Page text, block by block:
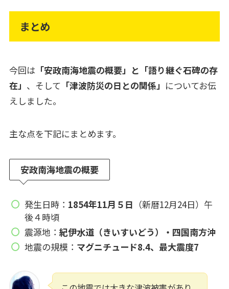
まとめ
今回は「安政南海地震の概要」と「語り継ぐ石碑の存
在」 、そして 「津波防災の日との関係」 についてお伝
えしました。
主な点を下記にまとめます。
安政南海地震の概要
発生日時： 1854年11月５日 （新暦12月24日）午
後４時頃
震源地： 紀伊水道（きいすいどう）・四国南方沖
地震の規模： マグニチュード8.4、最大震度7